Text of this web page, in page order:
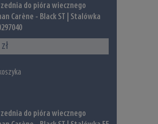
do pióra wiecznego
Carène - Black ST | Stalówka
do pióra wiecznego